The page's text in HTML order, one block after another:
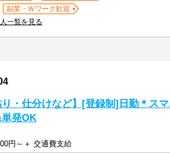
副業・Ｗワーク歓迎
一覧を見る
り・仕分けなど】[登録制]日勤＊ス
発OK
円～＋ 交通費支給